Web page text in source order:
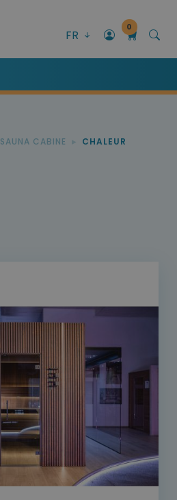
FR
0
SAUNA CABINE CHALEUR